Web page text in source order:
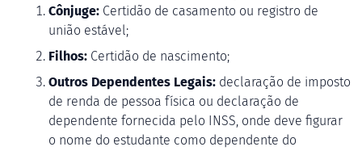
Cônjuge: Certidão de casamento ou registro de
união estável;
Filhos: Certidão de nascimento;
Outros Dependentes Legais: declaração de imposto
de renda de pessoa física ou declaração de
dependente fornecida pelo INSS, onde deve figurar
o nome do estudante como dependente do